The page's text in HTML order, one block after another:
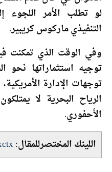
لو تطلب الأمر اللجوء
التنفيذي ماركوس كريبير.
وفي الوقت الذي تمكنت
توجيه استثماراتها نحو
توجهات الإدارة
الرياح البحرية لا
الأحفوري.
اللينك المختصرللمقال: